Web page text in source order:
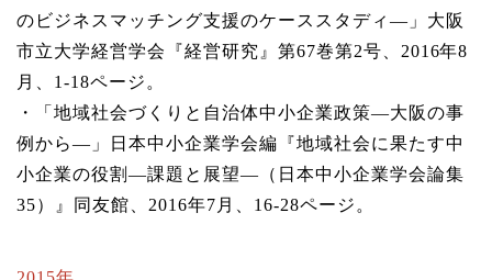
のビジネスマッチング支援のケーススタディ―」大阪
市立大学経営学会『経営研究』第67巻第2号、2016年8
月、1-18ページ。
・「地域社会づくりと自治体中小企業政策―大阪の事
例から―」日本中小企業学会編『地域社会に果たす中
小企業の役割―課題と展望―（日本中小企業学会論集
35）』同友館、2016年7月、16-28ページ。